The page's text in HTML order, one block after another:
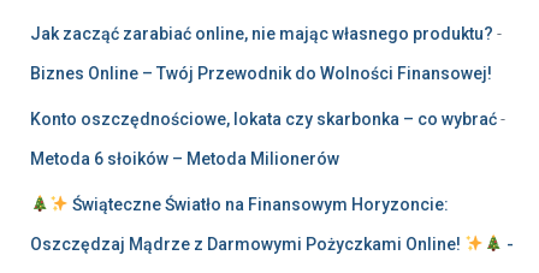
Jak zacząć zarabiać online, nie mając własnego produktu? -
Biznes Online – Twój Przewodnik do Wolności Finansowej!
Konto oszczędnościowe, lokata czy skarbonka – co wybrać-
Metoda 6 słoików – Metoda Milionerów
Świąteczne Światło na Finansowym Horyzoncie:
Oszczędzaj Mądrze z Darmowymi Pożyczkami Online! -